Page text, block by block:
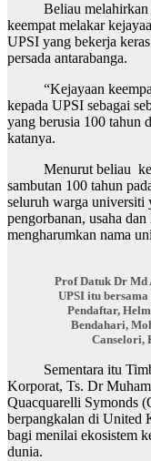
Beliau melahirkan
keempat melakar
UPSI yang bekerja
persada antarabanga.
“Kejayaan keempat
kepada UPSI sebagai
yang berusia 100 tahun
katanya.
Menurut beliau
sambutan 100 tahun
seluruh warga universiti
pengorbanan, usaha
mengharumkan nama
Prof Datuk Dr Md
UPSI itu
Pendaftar,
Bendahari,
Canselori,
Sementara itu
Korporat, Ts. Dr
Quacquarelli Symonds
berpangkalan di United
bagi menilai ekosistem
dunia.